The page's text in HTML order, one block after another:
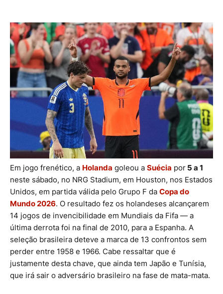
Em jogo frenético, a Holanda goleou a Suécia por 5 a 1
neste sábado, no NRG Stadium, em Houston, nos Estados
Unidos, em partida válida pelo Grupo F da Copa do
Mundo 2026. O resultado fez os holandeses alcançarem
14 jogos de invencibilidade em Mundiais da Fifa — a
última derrota foi na final de 2010, para a Espanha. A
seleção brasileira deteve a marca de 13 confrontos sem
perder entre 1958 e 1966. Cabe ressaltar que é
justamente desta chave, que ainda tem Japão e Tunísia,
que irá sair o adversário brasileiro na fase de mata-mata.